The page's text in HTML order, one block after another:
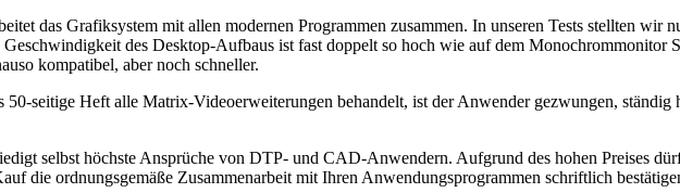
das Grafiksystem mit allen modernen Programmen zusammen. In unseren Tests stellten wir
des Desktop-Aufbaus ist fast doppelt so hoch wie auf dem Monochrommonitor
kompatibel, aber noch schneller.
50-seitige Heft alle Matrix-Videoerweiterungen behandelt, ist der Anwender gezwungen,
selbst höchste Ansprüche von DTP- und CAD-Anwendern. Aufgrund des hohen Preises
die ordnungsgemäße Zusammenarbeit mit Ihren Anwendungsprogrammen schriftlich